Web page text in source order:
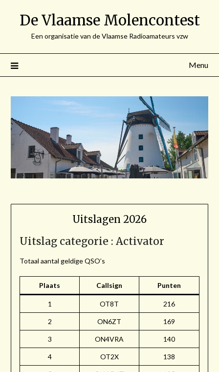
De Vlaamse Molencontest
Een organisatie van de Vlaamse Radioamateurs vzw
Menu
Uitslagen 2026
Uitslag categorie : Activator
Totaal aantal geldige QSO’s
Plaats Callsign Punten
1 OT8T 216
2 ON6ZT 169
3 ON4VRA 140
4 OT2X 138